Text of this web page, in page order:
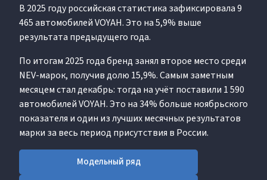
В 2025 году российская статистика зафиксировала 9
465 автомобилей VOYAH. Это на 5,9% выше
результата предыдущего года.
По итогам 2025 года бренд занял второе место среди
NEV-марок, получив долю 15,9%. Самым заметным
месяцем стал декабрь: тогда на учёт поставили 1 590
автомобилей VOYAH. Это на 34% больше ноябрьского
показателя и один из лучших месячных результатов
марки за весь период присутствия в России.
Модельный ряд